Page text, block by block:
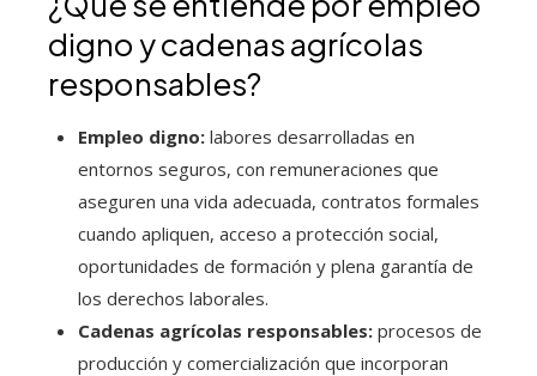
digno y cadenas agrícolas
responsables?
Empleo digno: labores desarrolladas en
entornos seguros, con remuneraciones que
aseguren una vida adecuada, contratos formales
cuando apliquen, acceso a protección social,
oportunidades de formación y plena garantía de
los derechos laborales.
Cadenas agrícolas responsables: procesos de
producción y comercialización que incorporan